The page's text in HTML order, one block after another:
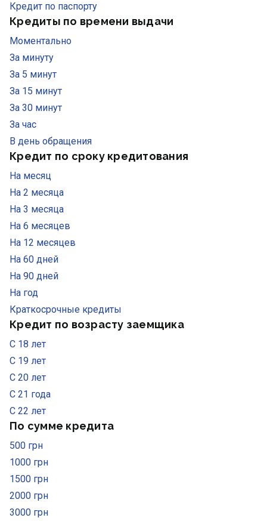
Кредит по паспорту
Кредиты по времени выдачи
Моментально
За минуту
За 5 минут
За 15 минут
За 30 минут
За час
В день обращения
Кредит по сроку кредитования
На месяц
На 2 месяца
На 3 месяца
На 6 месяцев
На 12 месяцев
На 60 дней
На 90 дней
На год
Краткосрочные кредиты
Кредит по возрасту заемщика
С 18 лет
С 19 лет
С 20 лет
С 21 года
С 22 лет
По сумме кредита
500 грн
1000 грн
1500 грн
2000 грн
3000 грн